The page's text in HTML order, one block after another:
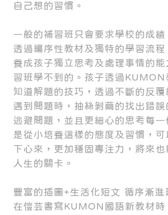
自己想的習慣。
一般的補習班只會要求學校的成
透過編序性教材及獨特的學習流
養成孩子獨立思考及處理事情的
習班學不到的。孩子透過KUMON
知道解題的技巧，透過不斷的反
遇到問題時，抽絲剝繭的找出錯
逃避問題，並且更細心的思考每
是從小培養這樣的態度及習慣，
下心來，更加穩固專注力，將來
人生的關卡。
豐富的插圖+生活化短文 循序漸進
在愷芸書寫KUMON國語新教材時